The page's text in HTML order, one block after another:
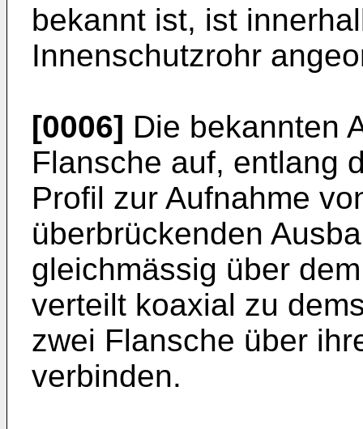
bekannt ist, ist
Innenschutzrohr
[0006] Die bekannten
Flansche auf, entlang
Profil zur Aufnahme
überbrückenden
gleichmässig über
verteilt koaxial zu
zwei Flansche über
verbinden.